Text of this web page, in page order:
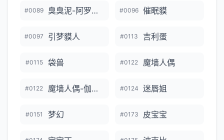
#0089 臭臭泥-阿罗拉的样子 #0096 催眠貘
#0097 引梦貘人 #0113 吉利蛋
#0115 袋兽 #0122 魔墙人偶
#0122 魔墙人偶-伽勒尔的样子 #0124 迷唇姐
#0151 梦幻 #0173 皮宝宝